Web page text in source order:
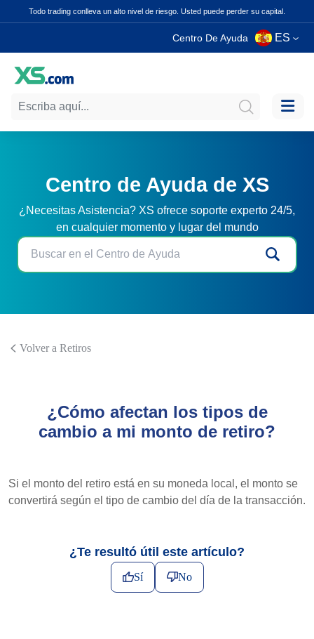
Todo trading conlleva un alto nivel de riesgo. Usted puede perder su capital.
Centro De Ayuda ES
Centro de Ayuda de XS
¿Necesitas Asistencia? XS ofrece soporte experto 24/5,
en cualquier momento y lugar del mundo
Volver a Retiros
¿Cómo afectan los tipos de
cambio a mi monto de retiro?
Si el monto del retiro está en su moneda local, el monto se
convertirá según el tipo de cambio del día de la transacción.
¿Te resultó útil este artículo?
Sí No